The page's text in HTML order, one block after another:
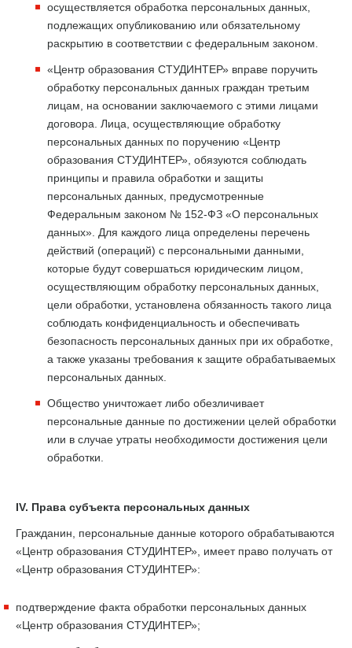
осуществляется обработка персональных данных,
подлежащих опубликованию или обязательному
раскрытию в соответствии с федеральным законом.
«Центр образования СТУДИНТЕР» вправе поручить
обработку персональных данных граждан третьим
лицам, на основании заключаемого с этими лицами
договора. Лица, осуществляющие обработку
персональных данных по поручению «Центр
образования СТУДИНТЕР», обязуются соблюдать
принципы и правила обработки и защиты
персональных данных, предусмотренные
Федеральным законом № 152-ФЗ «О персональных
данных». Для каждого лица определены перечень
действий (операций) с персональными данными,
которые будут совершаться юридическим лицом,
осуществляющим обработку персональных данных,
цели обработки, установлена обязанность такого лица
соблюдать конфиденциальность и обеспечивать
безопасность персональных данных при их обработке,
а также указаны требования к защите обрабатываемых
персональных данных.
Общество уничтожает либо обезличивает
персональные данные по достижении целей обработки
или в случае утраты необходимости достижения цели
обработки.
IV. Права субъекта персональных данных
Гражданин, персональные данные которого обрабатываются
«Центр образования СТУДИНТЕР», имеет право получать от
«Центр образования СТУДИНТЕР»:
подтверждение факта обработки персональных данных
«Центр образования СТУДИНТЕР»;